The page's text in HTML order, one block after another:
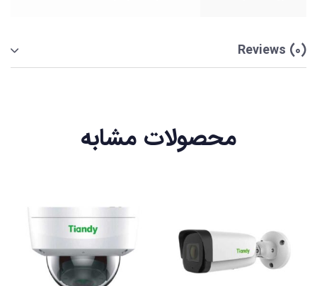
Reviews (0)
محصولات مشابه